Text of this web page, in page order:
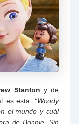
Stanton y de
es esta: “Woody
el mundo y cuál
de Bonnie. Sin